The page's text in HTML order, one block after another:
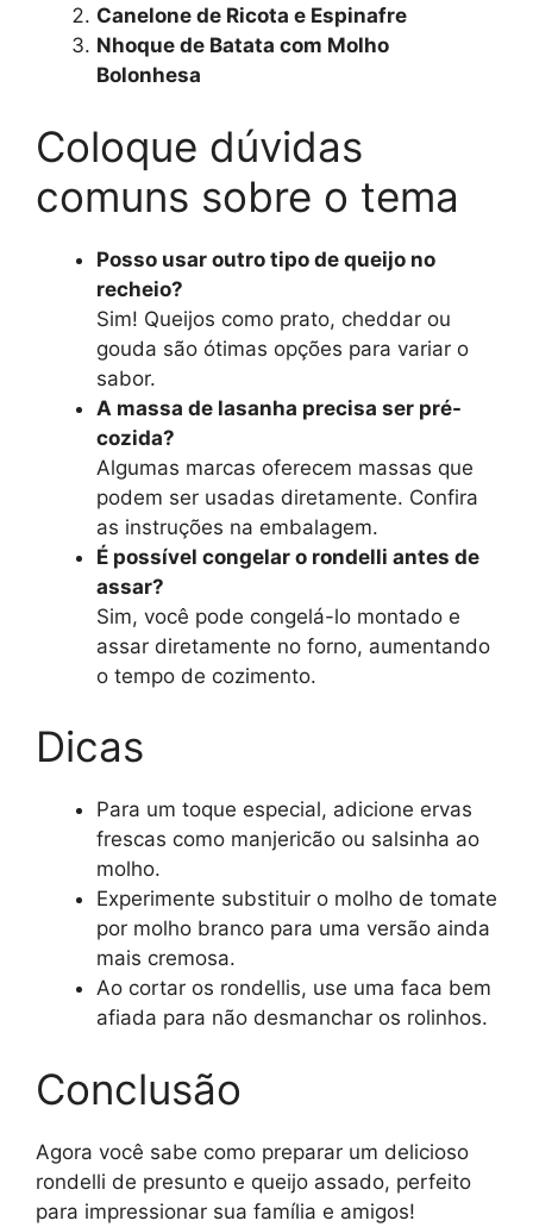
Canelone de Ricota e Espinafre
Nhoque de Batata com Molho
Bolonhesa
Coloque dúvidas
comuns sobre o tema
Posso usar outro tipo de queijo no
recheio?
Sim! Queijos como prato, cheddar ou
gouda são ótimas opções para variar o
sabor.
A massa de lasanha precisa ser pré-
cozida?
Algumas marcas oferecem massas que
podem ser usadas diretamente. Confira
as instruções na embalagem.
É possível congelar o rondelli antes de
assar?
Sim, você pode congelá-lo montado e
assar diretamente no forno, aumentando
o tempo de cozimento.
Dicas
Para um toque especial, adicione ervas
frescas como manjericão ou salsinha ao
molho.
Experimente substituir o molho de tomate
por molho branco para uma versão ainda
mais cremosa.
Ao cortar os rondellis, use uma faca bem
afiada para não desmanchar os rolinhos.
Conclusão
Agora você sabe como preparar um delicioso
rondelli de presunto e queijo assado, perfeito
para impressionar sua família e amigos!